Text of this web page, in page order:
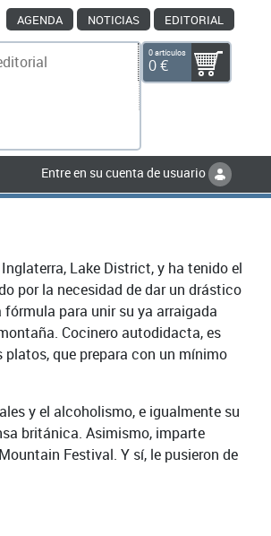
AGENDA NOTICIAS EDITORIAL
0 artículos
0 €
Entre en su cuenta de usuario
Lake District, y ha tenido el
por la necesidad de dar un drástico
para unir su ya arraigada
Cocinero autodidacta, es
que prepara con un mínimo
y el alcoholismo, e igualmente su
británica. Asimismo, imparte
Festival. Y sí, le pusieron de